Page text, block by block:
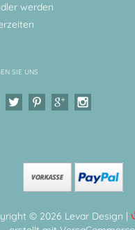
werden
SIE UNS
© 2026 Levar Design |